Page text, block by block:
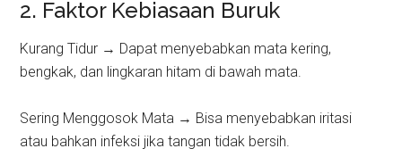
2. Faktor Kebiasaan Buruk
Kurang Tidur → Dapat menyebabkan mata kering,
bengkak, dan lingkaran hitam di bawah mata.
Sering Menggosok Mata → Bisa menyebabkan iritasi
atau bahkan infeksi jika tangan tidak bersih.